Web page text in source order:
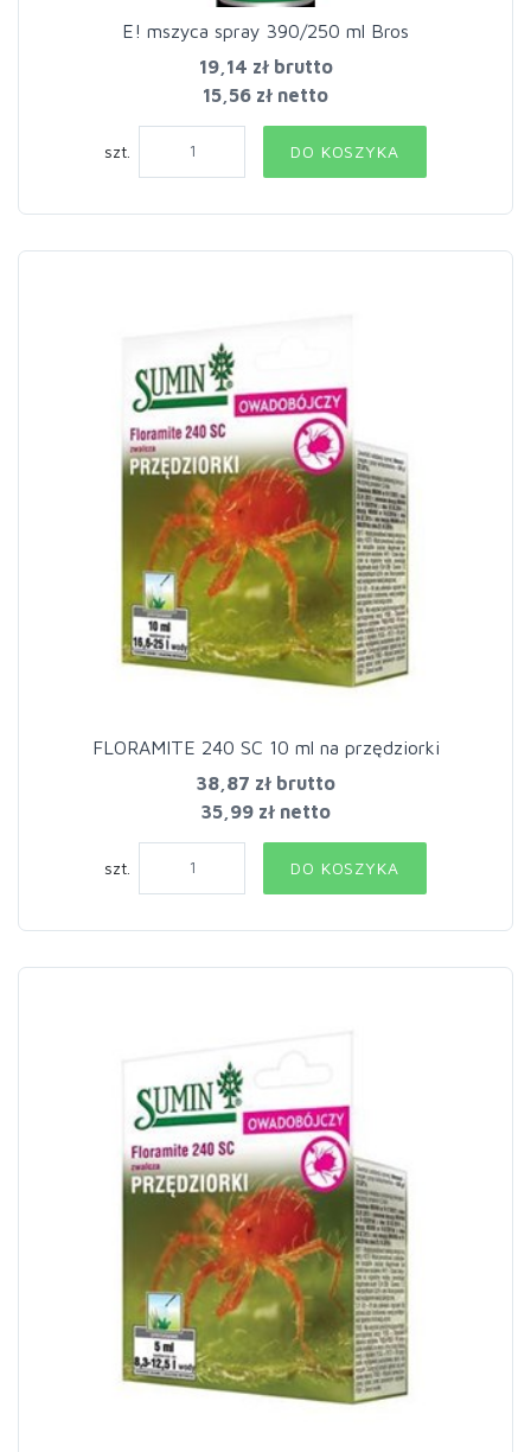
E! mszyca spray 390/250 ml Bros
19,14 złbrutto
15,56 zł netto
szt. DO KOSZYKA
FLORAMITE 240 SC 10 ml na przędziorki
38,87 zł brutto
35,99 zł netto
szt. DO KOSZYKA